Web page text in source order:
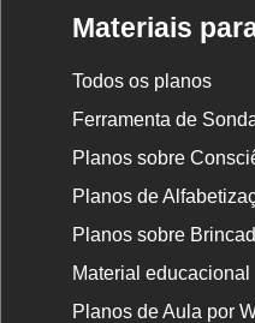
Materiais
Todos os planos
Ferramenta de
Planos sobre
Planos de
Planos sobre
Material educacional
Planos de Aula por